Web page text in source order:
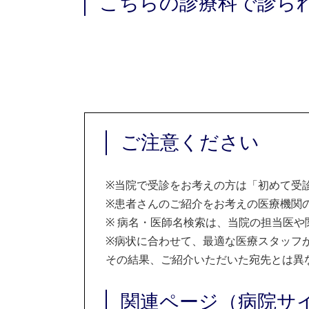
ご注意ください
※当院で受診をお考えの方は「初めて
※患者さんのご紹介をお考えの医療機
※病名・医師名検索は、当院の担当医
※病状に合わせて、最適な医療スタッフ
その結果、ご紹介いただいた宛先とは
関連ページ（病院サ